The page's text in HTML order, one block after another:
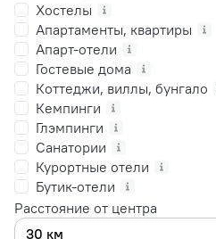
Хостелы
Апартаменты, квартиры
Апарт-отели
Гостевые дома
Коттеджи, виллы, бунгало
Кемпинги
Глэмпинги
Санатории
Курортные отели
Бутик-отели
Расстояние от центра